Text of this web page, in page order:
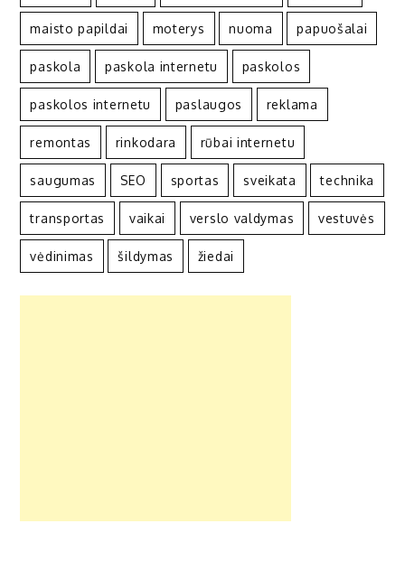
maisto papildai moterys nuoma papuošalai
paskola paskola internetu paskolos
paskolos internetu paslaugos reklama
remontas rinkodara rūbai internetu
saugumas SEO sportas sveikata technika
transportas vaikai verslo valdymas vestuvės
vėdinimas šildymas žiedai